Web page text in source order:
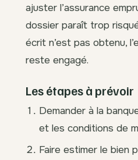
ajuster l’assurance
dossier paraît trop
écrit n’est pas obtenu,
reste engagé.
Les étapes à prévoir
Demander à la
et les conditions de
Faire estimer le bien